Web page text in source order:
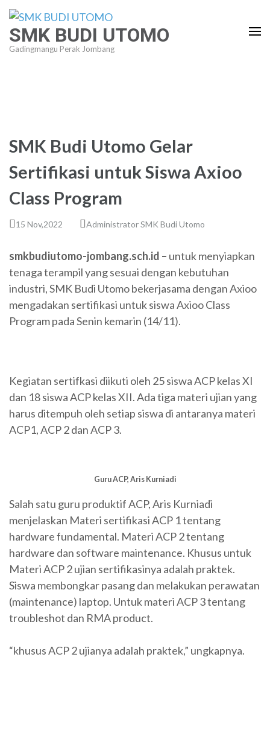
Lompat
konten
(Tekan
SMK BUDI UTOMO
Gadingmangu Perak Jombang
SMK Budi Utomo Gelar
Sertifikasi untuk Siswa Axioo
Class Program
15 Nov,2022 Administrator SMK Budi Utomo
smkbudiutomo-jombang.sch.id – untuk menyiapkan
tenaga terampil yang sesuai dengan kebutuhan
industri, SMK Budi Utomo bekerjasama dengan Axioo
mengadakan sertifikasi untuk siswa Axioo Class
Program pada Senin kemarin (14/11).
Kegiatan sertifkasi diikuti oleh 25 siswa ACP kelas XI
dan 18 siswa ACP kelas XII. Ada tiga materi ujian yang
harus ditempuh oleh setiap siswa di antaranya materi
ACP1, ACP 2 dan ACP 3.
Guru ACP, Aris Kurniadi
Salah satu guru produktif ACP, Aris Kurniadi
menjelaskan Materi sertifikasi ACP 1 tentang
hardware fundamental. Materi ACP 2 tentang
hardware dan software maintenance. Khusus untuk
Materi ACP 2 ujian sertifikasinya adalah praktek.
Siswa membongkar pasang dan melakukan perawatan
(maintenance) laptop. Untuk materi ACP 3 tentang
troubleshot dan RMA product.
“khusus ACP 2 ujianya adalah praktek,” ungkapnya.